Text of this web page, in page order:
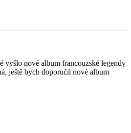
vyšlo nové album francouzské legendy
ještě bych doporučil nové album